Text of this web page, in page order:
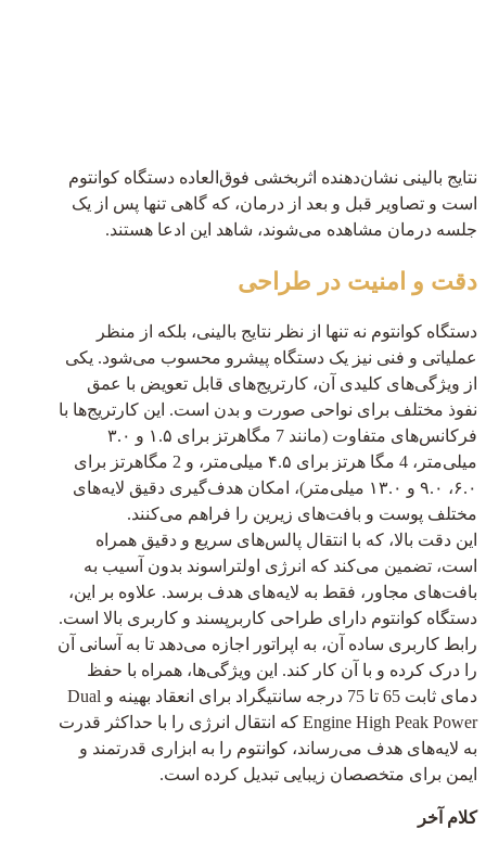
نتایج بالینی نشان‌دهنده اثربخشی فوق‌العاده دستگاه کوانتوم
است و تصاویر قبل و بعد از درمان، که گاهی تنها پس از یک
جلسه درمان مشاهده می‌شوند، شاهد این ادعا هستند.
دقت و امنیت در طراحی
دستگاه کوانتوم نه تنها از نظر نتایج بالینی، بلکه از منظر
عملیاتی و فنی نیز یک دستگاه پیشرو محسوب می‌شود. یکی
از ویژگی‌های کلیدی آن، کارتریج‌های قابل تعویض با عمق
نفوذ مختلف برای نواحی صورت و بدن است. این کارتریج‌ها با
فرکانس‌های متفاوت (مانند 7 مگاهرتز برای ۱.۵ و ۳.۰
میلی‌متر، 4 مگا هرتز برای ۴.۵ میلی‌متر، و 2 مگاهرتز برای
۶.۰، ۹.۰ و ۱۳.۰ میلی‌متر)، امکان هدف‌گیری دقیق لایه‌های
مختلف پوست و بافت‌های زیرین را فراهم می‌کنند.
این دقت بالا، که با انتقال پالس‌های سریع و دقیق همراه
است، تضمین می‌کند که انرژی اولتراسوند بدون آسیب به
بافت‌های مجاور، فقط به لایه‌های هدف برسد. علاوه بر این،
دستگاه کوانتوم دارای طراحی کاربرپسند و کاربری بالا است.
رابط کاربری ساده آن، به اپراتور اجازه می‌دهد تا به آسانی آن
را درک کرده و با آن کار کند. این ویژگی‌ها، همراه با حفظ
دمای ثابت 65 تا 75 درجه سانتیگراد برای انعقاد بهینه و Dual
Engine High Peak Power که انتقال انرژی را با حداکثر قدرت
به لایه‌های هدف می‌رساند، کوانتوم را به ابزاری قدرتمند و
ایمن برای متخصصان زیبایی تبدیل کرده است.
کلام آخر